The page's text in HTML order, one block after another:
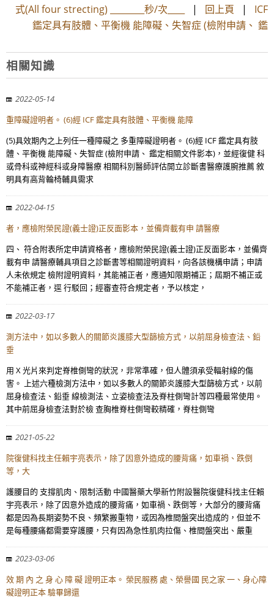
式(All four strecting) ________秒/次____ | 回上頁 | ICF
鑑定具有肢體、平衡機 能障礙、失智症 (檢附申請、 鑑
相關知識
2022-05-14
重障礙證明者。 (6)經 ICF 鑑定具有肢體、平衡機 能障
(5)具效期內之上列任一種障礙之 多重障礙證明者。 (6)經 ICF 鑑定具有肢
體、平衡機 能障礙、失智症 (檢附申請、 鑑定相關文件影本)，並經復健 科
或骨科或神經科或身障醫療 相關科別醫師評估開立診斷書醫療護腕推薦 敘
明具有高背輪椅輔具需求
2022-04-15
者，應檢附榮民證(義士證)正反面影本，並備齊載有申 請醫療
四、 符合附表所定申請資格者，應檢附榮民證(義士證)正反面影本，並備齊
載有申 請醫療輔具項目之診斷書等相關證明資料，向各該機構申請；申請
人未依規定 檢附證明資料，其能補正者，應通知限期補正；屆期不補正或
不能補正者，逕 行駁回；經審查符合規定者，予以核定，
2022-03-17
測方法中，如以多數人的關節炎護膝大型篩檢方式，以前屈身檢查法、鉛
垂
用 X 光片來判定脊椎側彎的狀況，非常準確，但人體須承受輻射線的傷
害。 上述六種檢測方法中，如以多數人的關節炎護膝大型篩檢方式，以前
屈身檢查法、鉛垂 線檢測法、立姿檢查法及脊柱側彎計等四種最常使用。
其中前屈身檢查法對於檢 查胸椎脊柱側彎較精確，脊柱側彎
2021-05-22
院復健科找主任賴宇亮表示，除了因意外造成的腰背痛，如車禍、跌倒
等，大
護腰目的 支撐肌肉、限制活動 中國醫藥大學新竹附設醫院復健科找主任賴
宇亮表示，除了因意外造成的腰背痛，如車禍、跌倒等，大部分的腰背痛
都是因為長期姿勢不良、頻繁搬重物，或因為椎間盤突出造成的，但並不
是每種腰痛都需要穿護腰，只有因為急性肌肉拉傷、椎間盤突出、嚴重
2023-03-06
效 期 內 之 身 心 障 礙 證明正本。 榮民服務 處、榮譽國 民之家 一、身心障
礙證明正本 驗畢歸還